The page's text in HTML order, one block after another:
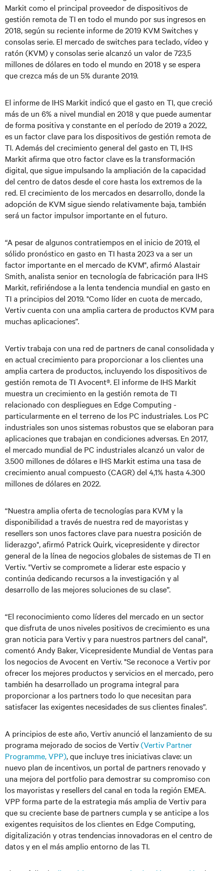
Markit como el principal proveedor de dispositivos de
gestión remota de TI en todo el mundo por sus ingresos en
2018, según su reciente informe de 2019 KVM Switches y
consolas serie. El mercado de switches para teclado, vídeo y
ratón (KVM) y consolas serie alcanzó un valor de 723,5
millones de dólares en todo el mundo en 2018 y se espera
que crezca más de un 5% durante 2019.
El informe de IHS Markit indicó que el gasto en TI, que creció
más de un 6% a nivel mundial en 2018 y que puede aumentar
de forma positiva y constante en el período de 2019 a 2022,
es un factor clave para los dispositivos de gestión remota de
TI. Además del crecimiento general del gasto en TI, IHS
Markit afirma que otro factor clave es la transformación
digital, que sigue impulsando la ampliación de la capacidad
del centro de datos desde el core hasta los extremos de la
red. El crecimiento de los mercados en desarrollo, donde la
adopción de KVM sigue siendo relativamente baja, también
será un factor impulsor importante en el futuro.
“A pesar de algunos contratiempos en el inicio de 2019, el
sólido pronóstico en gasto en TI hasta 2023 va a ser un
factor importante en el mercado de KVM", afirmó Alastair
Smith, analista senior en tecnología de fabricación para IHS
Markit, refiriéndose a la lenta tendencia mundial en gasto en
TI a principios del 2019. "Como líder en cuota de mercado,
Vertiv cuenta con una amplia cartera de productos KVM para
muchas aplicaciones”.
Vertiv trabaja con una red de partners de canal consolidada y
en actual crecimiento para proporcionar a los clientes una
amplia cartera de productos, incluyendo los dispositivos de
gestión remota de TI Avocent®. El informe de IHS Markit
muestra un crecimiento en la gestión remota de TI
relacionado con despliegues en Edge Computing -
particularmente en el terreno de los PC industriales. Los PC
industriales son unos sistemas robustos que se elaboran para
aplicaciones que trabajan en condiciones adversas. En 2017,
el mercado mundial de PC industriales alcanzó un valor de
3.500 millones de dólares e IHS Markit estima una tasa de
crecimiento anual compuesto (CAGR) del 4,1% hasta 4.300
millones de dólares en 2022.
“Nuestra amplia oferta de tecnologías para KVM y la
disponibilidad a través de nuestra red de mayoristas y
resellers son unos factores clave para nuestra posición de
liderazgo", afirmó Patrick Quirk, vicepresidente y director
general de la línea de negocios globales de sistemas de TI en
Vertiv. "Vertiv se compromete a liderar este espacio y
continúa dedicando recursos a la investigación y al
desarrollo de las mejores soluciones de su clase”.
“El reconocimiento como líderes del mercado en un sector
que disfruta de unos niveles positivos de crecimiento es una
gran noticia para Vertiv y para nuestros partners del canal",
comentó Andy Baker, Vicepresidente Mundial de Ventas para
los negocios de Avocent en Vertiv. "Se reconoce a Vertiv por
ofrecer los mejores productos y servicios en el mercado, pero
también ha desarrollado un programa integral para
proporcionar a los partners todo lo que necesitan para
satisfacer las exigentes necesidades de sus clientes finales”.
A principios de este año, Vertiv anunció el lanzamiento de su
programa mejorado de socios de Vertiv(Vertiv Partner
Programme, VPP), que incluye tres iniciativas clave: un
nuevo plan de incentivos, un portal de partners renovado y
una mejora del portfolio para demostrar su compromiso con
los mayoristas y resellers del canal en toda la región EMEA.
VPP forma parte de la estrategia más amplia de Vertiv para
que su creciente base de partners cumpla y se anticipe a los
exigentes requisitos de los clientes en Edge Computing,
digitalización y otras tendencias innovadoras en el centro de
datos y en el más amplio entorno de las TI.